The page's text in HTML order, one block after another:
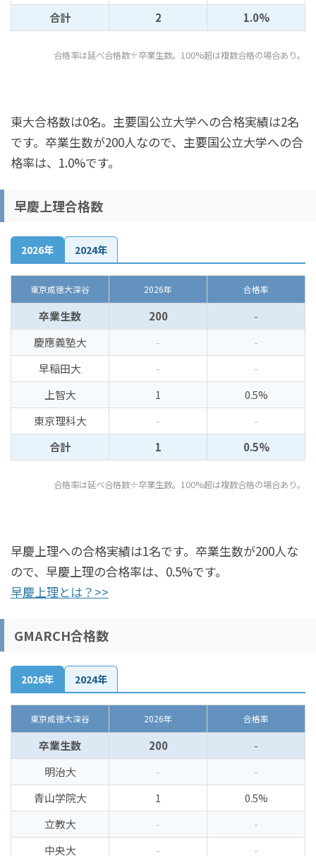
合計
2 1.0%
合格率は延べ合格数÷卒業生数。100%超は複数合格の場合あり。
東大合格数は0名。主要国公立大学への合格実績は2名
です。卒業生数が200人なので、主要国公立大学への合
格率は、1.0%です。
早慶上理合格数
2026年 2024年
東京成徳大深谷 2026年 合格率
卒業生数 200
-
慶應義塾大
-
-
早稲田大
-
-
上智大
1
0.5%
東京理科大
-
-
合計
1 0.5%
合格率は延べ合格数÷卒業生数。100%超は複数合格の場合あり。
早慶上理への合格実績は1名です。卒業生数が200人な
ので、早慶上理の合格率は、0.5%です。
早慶上理とは？>>
GMARCH合格数
2026年 2024年
東京成徳大深谷 2026年 合格率
卒業生数 200
-
明治大
-
-
青山学院大
1
0.5%
立教大
-
-
中央大
- -